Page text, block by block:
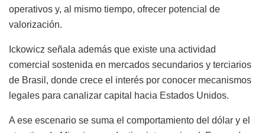
operativos y, al mismo tiempo, ofrecer potencial de
valorización.
Ickowicz señala además que existe una actividad
comercial sostenida en mercados secundarios y terciarios
de Brasil, donde crece el interés por conocer mecanismos
legales para canalizar capital hacia Estados Unidos.
A ese escenario se suma el comportamiento del dólar y el